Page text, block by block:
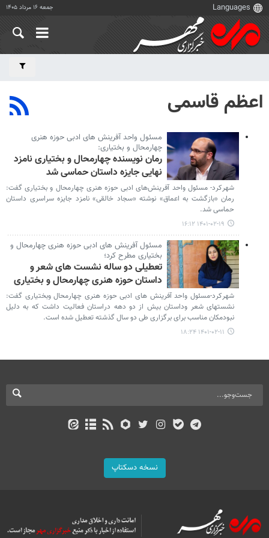
جمعه ۱۶ مرداد ۱۴۰۵
اعظم قاسمی
مسئول واحد آفرینش های ادبی حوزه هنری
چهارمحال و بختیاری:
رمان نویسنده چهارمحال و بختیاری نامزد
نهایی جایزه داستان حماسی شد
شهرکرد- مسئول واحد آفرینش‌های ادبی حوزه هنری چهارمحال و بختیاری گفت:
رمان «بازگشت به اعماق» نوشته «سجاد خالقی» نامزد جایزه سراسری داستان
حماسی شد.
۱۴۰۱-۰۲-۱۹ ۱۶:۱۲
مسئول آفرینش های ادبی حوزه هنری چهارمحال و
بختیاری مطرح کرد؛
تعطیلی دو ساله نشست های شعر و
داستان حوزه هنری چهارمحال و بختیاری
شهرکرد-مسئول واحد آفرینش های ادبی حوزه هنری چهارمحال وبختیاری گفت:
نشستهای شعر وداستان بیش از دو دهه دراستان فعالیت داشت که به دلیل
نبودمکان مناسب برای برگزاری طی دو سال گذشته تعطیل شده است.
۱۴۰۱-۰۲-۱۱ ۱۸:۲۴
نسخه دسکتاپ